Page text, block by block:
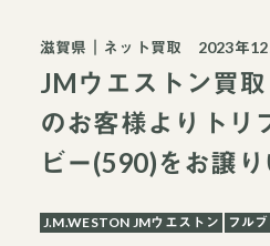
滋賀県 ネット買取 2023年12
JMウエストン買
のお客様よりトリ
ビー(590)をお譲
J.M.WESTON JMウエストン フル